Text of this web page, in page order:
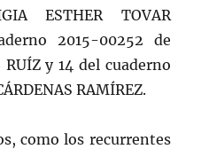
ESTHER TOVAR
2015-00252 de
RUÍZ y 14 del cuaderno
RAMÍREZ.
como los recurrentes